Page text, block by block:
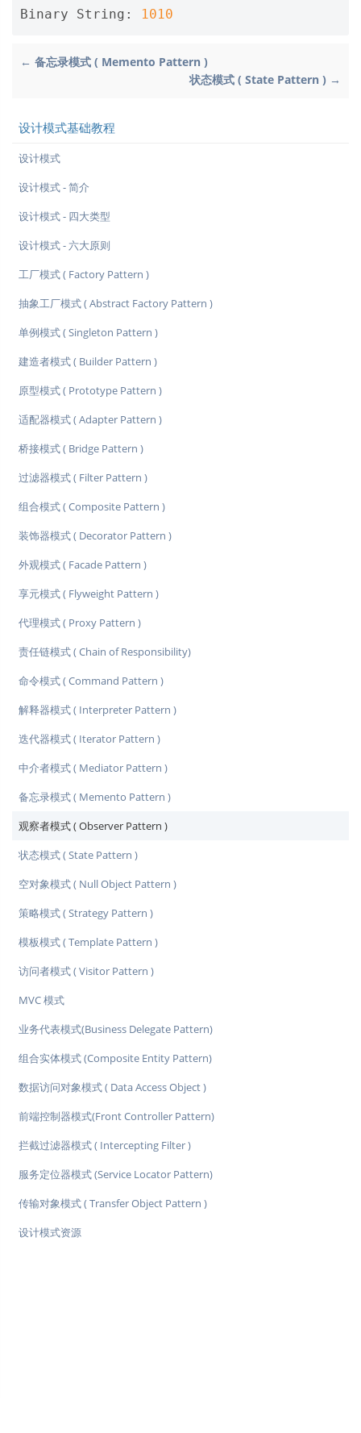
Binary String:
1010
← 备忘录模式 ( Memento Pattern )
状态模式 ( State Pattern ) →
设计模式基础教程
设计模式
设计模式 - 简介
设计模式 - 四大类型
设计模式 - 六大原则
工厂模式 ( Factory Pattern )
抽象工厂模式 ( Abstract Factory Pattern )
单例模式 ( Singleton Pattern )
建造者模式 ( Builder Pattern )
原型模式 ( Prototype Pattern )
适配器模式 ( Adapter Pattern )
桥接模式 ( Bridge Pattern )
过滤器模式 ( Filter Pattern )
组合模式 ( Composite Pattern )
装饰器模式 ( Decorator Pattern )
外观模式 ( Facade Pattern )
享元模式 ( Flyweight Pattern )
代理模式 ( Proxy Pattern )
责任链模式 ( Chain of Responsibility)
命令模式 ( Command Pattern )
解释器模式 ( Interpreter Pattern )
迭代器模式 ( Iterator Pattern )
中介者模式 ( Mediator Pattern )
备忘录模式 ( Memento Pattern )
观察者模式 ( Observer Pattern )
状态模式 ( State Pattern )
空对象模式 ( Null Object Pattern )
策略模式 ( Strategy Pattern )
模板模式 ( Template Pattern )
访问者模式 ( Visitor Pattern )
MVC 模式
业务代表模式(Business Delegate Pattern)
组合实体模式 (Composite Entity Pattern)
数据访问对象模式 ( Data Access Object )
前端控制器模式(Front Controller Pattern)
拦截过滤器模式 ( Intercepting Filter )
服务定位器模式 (Service Locator Pattern)
传输对象模式 ( Transfer Object Pattern )
设计模式资源